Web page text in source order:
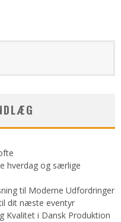
hverdag og særlige
til Moderne Udfordringer
dit næste eventyr
Kvalitet i Dansk Produktion